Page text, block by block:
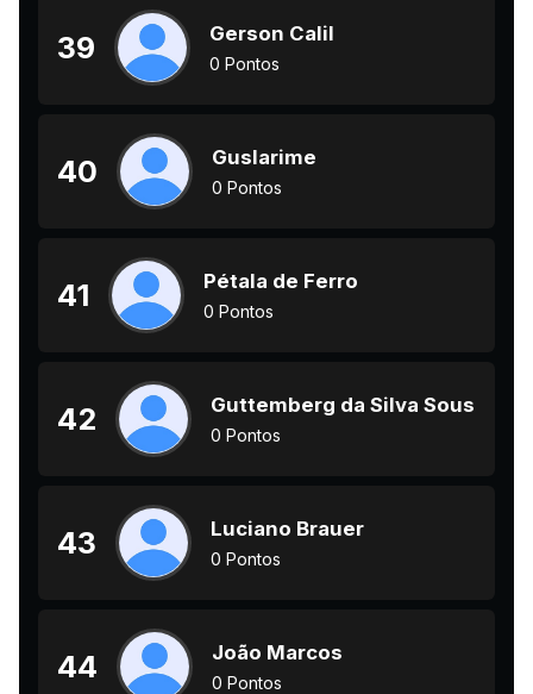
39 Gerson Calil
0 Pontos
40 Guslarime
0 Pontos
41 Pétala de Ferro
0 Pontos
42 Guttemberg da Silva Sousa
0 Pontos
43 Luciano Brauer
0 Pontos
44 João Marcos
0 Pontos